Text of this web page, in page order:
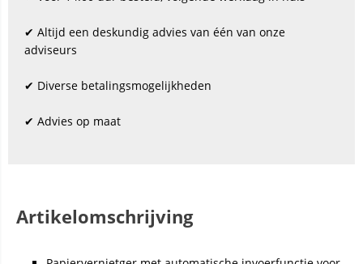
✔ Altijd een deskundig advies van één van onze
adviseurs
✔ Diverse betalingsmogelijkheden
✔ Advies op maat
Artikelomschrijving